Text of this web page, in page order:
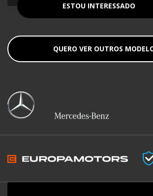
ESTOU INTERESSADO
QUERO VER OUTROS